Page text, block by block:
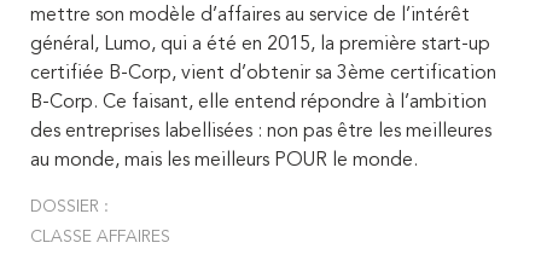
mettre son modèle d’affaires au service de l’intérêt
général, Lumo, qui a été en 2015, la première start-up
certifiée B-Corp, vient d’obtenir sa 3ème certification
B-Corp. Ce faisant, elle entend répondre à l’ambition
des entreprises labellisées : non pas être les meilleures
au monde, mais les meilleurs POUR le monde.
DOSSIER :
CLASSE AFFAIRES